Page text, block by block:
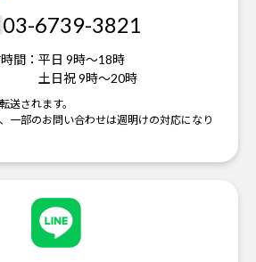
03-6739-3821
間： 平日 9時～18時
土日祝 9時～20時
送されます。
一部のお問い合わせは週明けの対応になり